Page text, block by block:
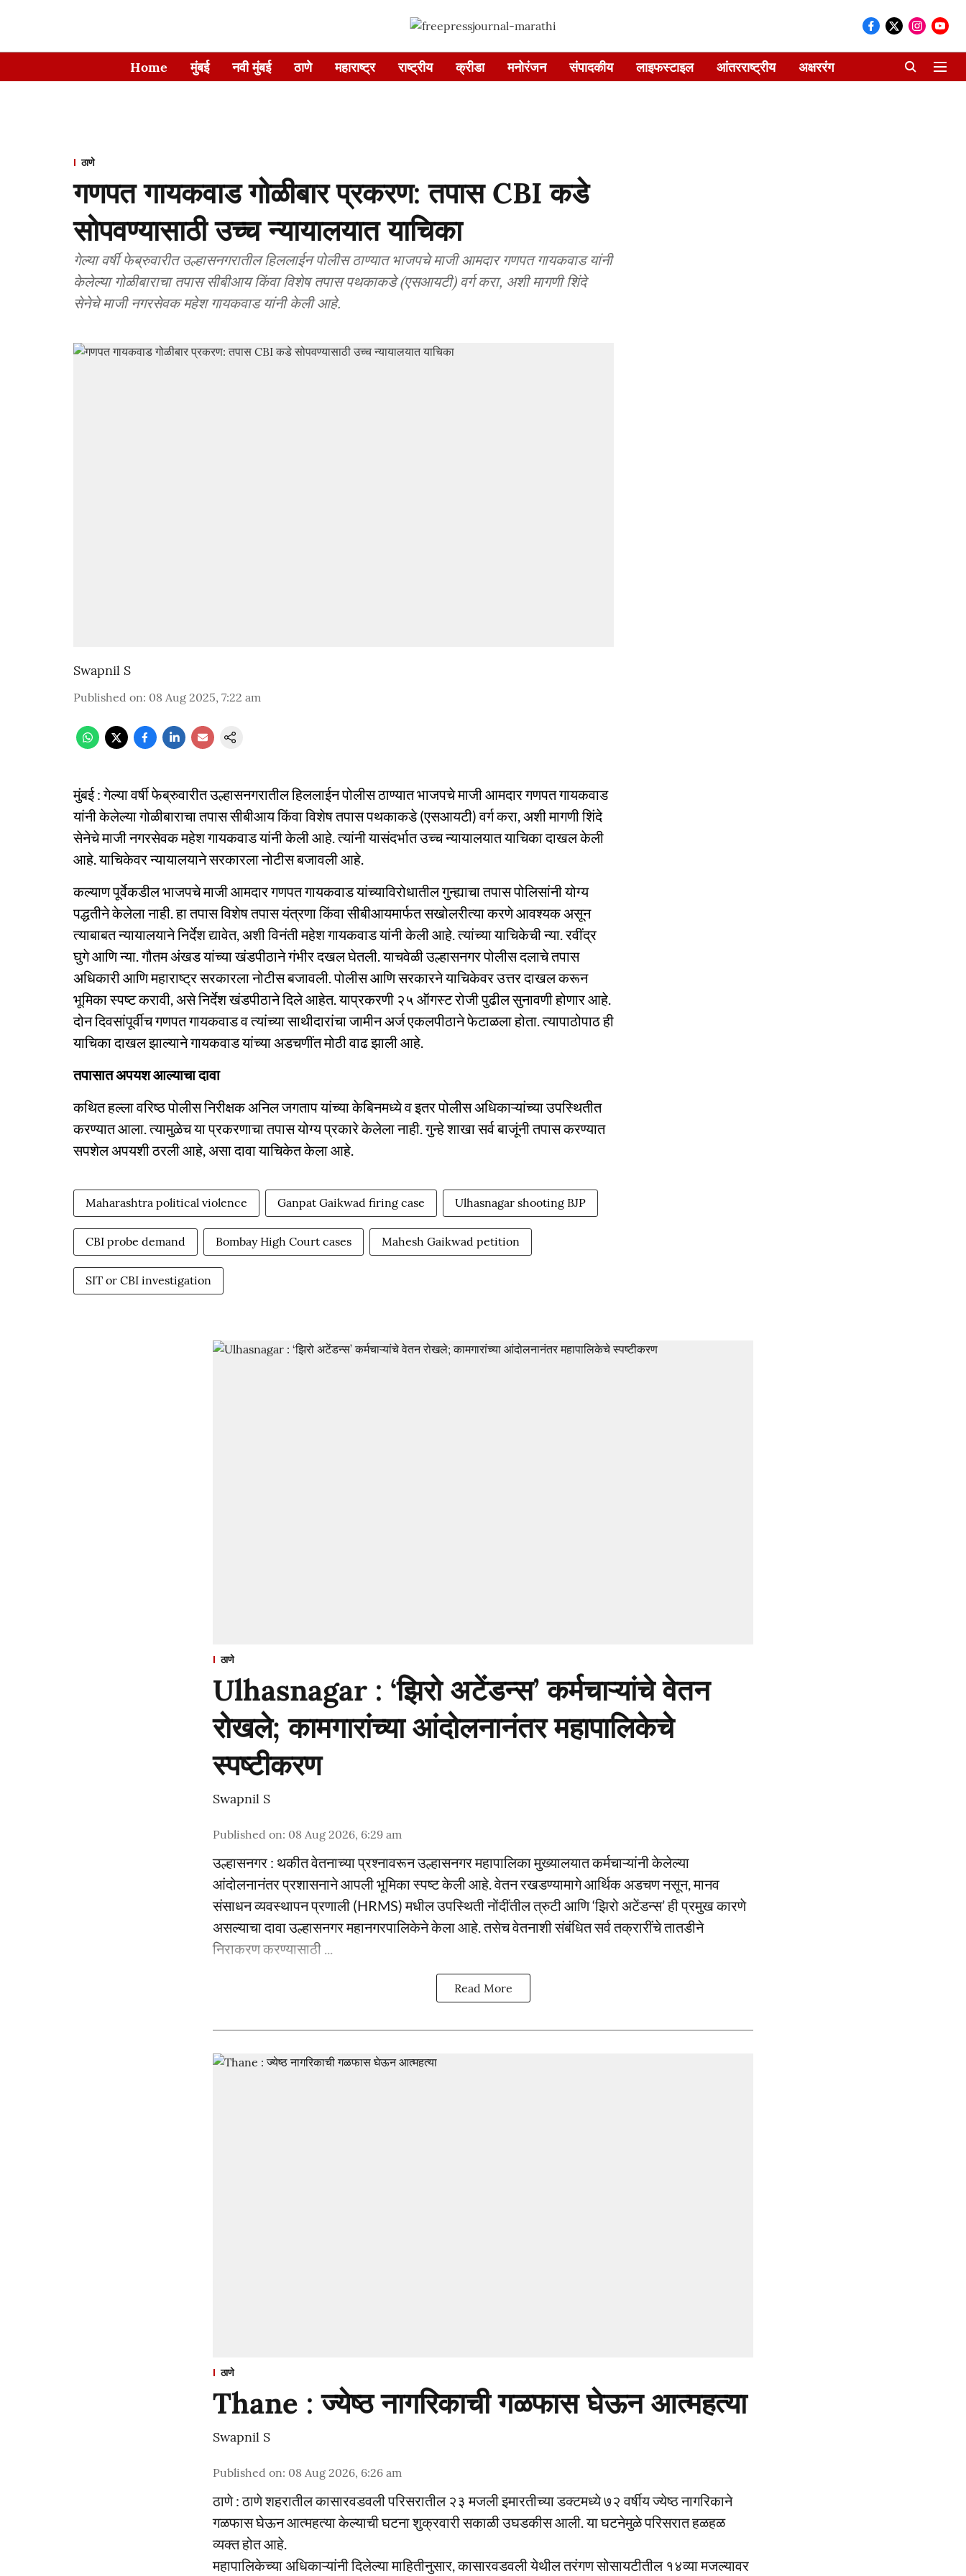
Home मुंबई नवी मुंबई ठाणे महाराष्ट्र राष्ट्रीय क्रीडा मनोरंजन संपादकीय लाइफस्टाइल आंतरराष्ट्रीय अक्षररंग
ठाणे
गणपत गायकवाड गोळीबार प्रकरण: तपास CBI कडे
सोपवण्यासाठी उच्च न्यायालयात याचिका
गेल्या वर्षी फेब्रुवारीत उल्हासनगरातील हिललाईन पोलीस ठाण्यात भाजपचे माजी आमदार गणपत गायकवाड यांनी
केलेल्या गोळीबाराचा तपास सीबीआय किंवा विशेष तपास पथकाकडे (एसआयटी) वर्ग करा, अशी मागणी शिंदे
सेनेचे माजी नगरसेवक महेश गायकवाड यांनी केली आहे.
Swapnil S
Published on: 08 Aug 2025, 7:22 am
मुंबई : गेल्या वर्षी फेब्रुवारीत उल्हासनगरातील हिललाईन पोलीस ठाण्यात भाजपचे माजी आमदार गणपत गायकवाड
यांनी केलेल्या गोळीबाराचा तपास सीबीआय किंवा विशेष तपास पथकाकडे (एसआयटी) वर्ग करा, अशी मागणी शिंदे
सेनेचे माजी नगरसेवक महेश गायकवाड यांनी केली आहे. त्यांनी यासंदर्भात उच्च न्यायालयात याचिका दाखल केली
आहे. याचिकेवर न्यायालयाने सरकारला नोटीस बजावली आहे.
कल्याण पूर्वेकडील भाजपचे माजी आमदार गणपत गायकवाड यांच्याविरोधातील गुन्ह्याचा तपास पोलिसांनी योग्य
पद्धतीने केलेला नाही. हा तपास विशेष तपास यंत्रणा किंवा सीबीआयमार्फत सखोलरीत्या करणे आवश्यक असून
त्याबाबत न्यायालयाने निर्देश द्यावेत, अशी विनंती महेश गायकवाड यांनी केली आहे. त्यांच्या याचिकेची न्या. रवींद्र
घुगे आणि न्या. गौतम अंखड यांच्या खंडपीठाने गंभीर दखल घेतली. याचवेळी उल्हासनगर पोलीस दलाचे तपास
अधिकारी आणि महाराष्ट्र सरकारला नोटीस बजावली. पोलीस आणि सरकारने याचिकेवर उत्तर दाखल करून
भूमिका स्पष्ट करावी, असे निर्देश खंडपीठाने दिले आहेत. याप्रकरणी २५ ऑगस्ट रोजी पुढील सुनावणी होणार आहे.
दोन दिवसांपूर्वीच गणपत गायकवाड व त्यांच्या साथीदारांचा जामीन अर्ज एकलपीठाने फेटाळला होता. त्यापाठोपाठ ही
याचिका दाखल झाल्याने गायकवाड यांच्या अडचणींत मोठी वाढ झाली आहे.
तपासात अपयश आल्याचा दावा
कथित हल्ला वरिष्ठ पोलीस निरीक्षक अनिल जगताप यांच्या केबिनमध्ये व इतर पोलीस अधिकाऱ्यांच्या उपस्थितीत
करण्यात आला. त्यामुळेच या प्रकरणाचा तपास योग्य प्रकारे केलेला नाही. गुन्हे शाखा सर्व बाजूंनी तपास करण्यात
सपशेल अपयशी ठरली आहे, असा दावा याचिकेत केला आहे.
Maharashtra political violence Ganpat Gaikwad firing case Ulhasnagar shooting BJP
CBI probe demand Bombay High Court cases Mahesh Gaikwad petition
SIT or CBI investigation
ठाणे
Ulhasnagar : ‘झिरो अटेंडन्स’ कर्मचाऱ्यांचे वेतन
रोखले; कामगारांच्या आंदोलनानंतर महापालिकेचे
स्पष्टीकरण
Swapnil S
Published on: 08 Aug 2026, 6:29 am
उल्हासनगर : थकीत वेतनाच्या प्रश्नावरून उल्हासनगर महापालिका मुख्यालयात कर्मचाऱ्यांनी केलेल्या
आंदोलनानंतर प्रशासनाने आपली भूमिका स्पष्ट केली आहे. वेतन रखडण्यामागे आर्थिक अडचण नसून, मानव
संसाधन व्यवस्थापन प्रणाली (HRMS) मधील उपस्थिती नोंदींतील त्रुटी आणि ‘झिरो अटेंडन्स’ ही प्रमुख कारणे
असल्याचा दावा उल्हासनगर महानगरपालिकेने केला आहे. तसेच वेतनाशी संबंधित सर्व तक्रारींचे तातडीने
निराकरण करण्यासाठी ...
Read More
ठाणे
Thane : ज्येष्ठ नागरिकाची गळफास घेऊन आत्महत्या
Swapnil S
Published on: 08 Aug 2026, 6:26 am
ठाणे : ठाणे शहरातील कासारवडवली परिसरातील २३ मजली इमारतीच्या डक्टमध्ये ७२ वर्षीय ज्येष्ठ नागरिकाने
गळफास घेऊन आत्महत्या केल्याची घटना शुक्रवारी सकाळी उघडकीस आली. या घटनेमुळे परिसरात हळहळ
व्यक्त होत आहे.
महापालिकेच्या अधिकाऱ्यांनी दिलेल्या माहितीनुसार, कासारवडवली येथील तरंगण सोसायटीतील १४व्या मजल्यावर